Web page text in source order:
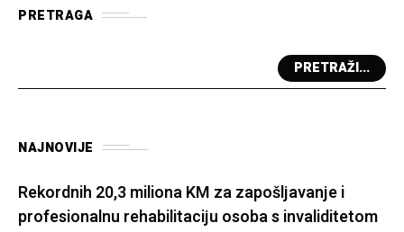
PRETRAGA
PRETRAŽI...
NAJNOVIJE
Rekordnih 20,3 miliona KM za zapošljavanje i
profesionalnu rehabilitaciju osoba s invaliditetom